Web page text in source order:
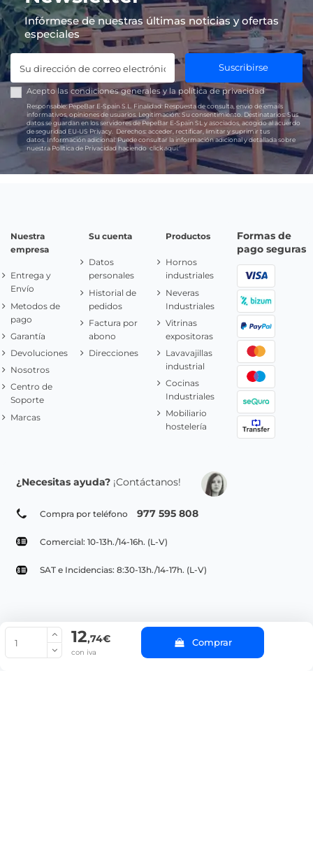
12,74€
con iva
Comprar
Infórmese de nuestras últimas noticias y ofertas
especiales
Suscribirse
Acepto las condiciones generales y lapolítica de privacidad
Responsable:PepeBar E-Spain S.L. Finalidad: Respuesta de consulta, envío de emails
informativos, opiniones de usuarios. Legitimación: Su consentimiento. Destinatarios:Sus
datos se guardan en los servidores de PepeBar E-Spain SL y asociados, acogido al acuerdo
de seguridad EU-US Privacy. Derechos: acceder, rectificar, limitar y suprimir tus
datos.Información adicional:Puede consultar la información adicional y detallada sobre
nuestra Política de Privacidad haciendoclick aquí.
Nuestra
empresa
Entrega y
Envío
Metodos de
pago
Garantía
Devoluciones
Nosotros
Centro de
Soporte
Marcas
Su cuenta
Datos
personales
Historial de
pedidos
Factura por
abono
Direcciones
Productos
Hornos
industriales
Neveras
Industriales
Vitrinas
expositoras
Lavavajillas
industrial
Cocinas
Industriales
Mobiliario
hostelería
Formas de
pago seguras
¿Necesitas ayuda? ¡Contáctanos!
Compra por teléfono 977 595 808
Comercial: 10-13h./14-16h. (L-V)
SAT e Incidencias: 8:30-13h./14-17h. (L-V)
© Copyright 2022 PepeBar.com |
Aviso legal y
Condiciones generales de compra |
Blog